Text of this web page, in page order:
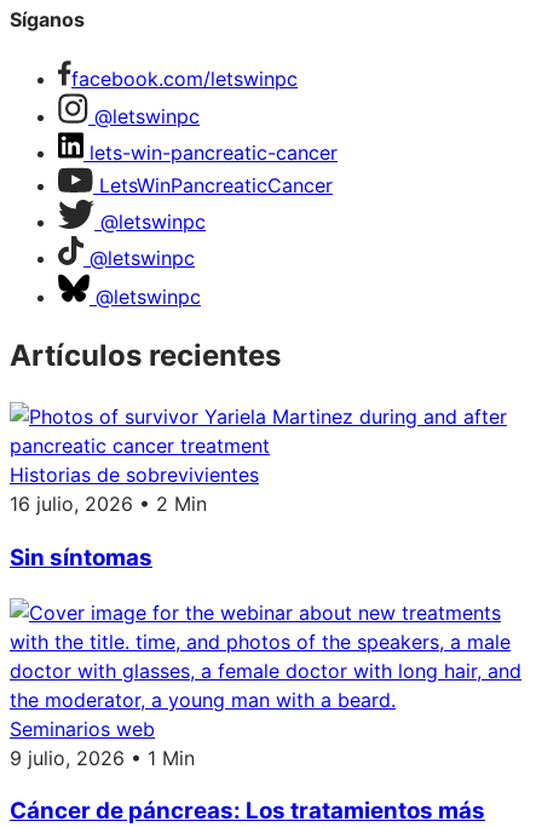
Síganos
facebook.com/letswinpc
@letswinpc
lets-win-pancreatic-cancer
LetsWinPancreaticCancer
@letswinpc
@letswinpc
@letswinpc
Artículos recientes
Historias de sobrevivientes
16 julio, 2026 • 2 Min
Sin síntomas
Seminarios web
9 julio, 2026 • 1 Min
Cáncer de páncreas: Los tratamientos más